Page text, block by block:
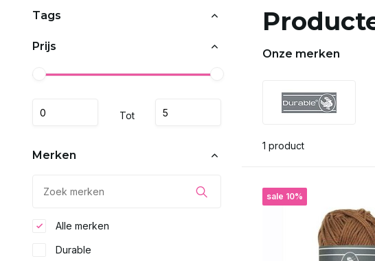
Tags
Prijs
Tot
Merken
Alle merken
Durable
Onze merken
1 product
sale 10%